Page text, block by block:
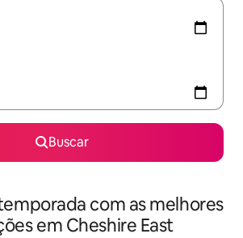
Buscar
com as melhores
em Cheshire East